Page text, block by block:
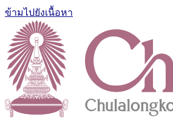
ข้ามไปยังเนื้อหา